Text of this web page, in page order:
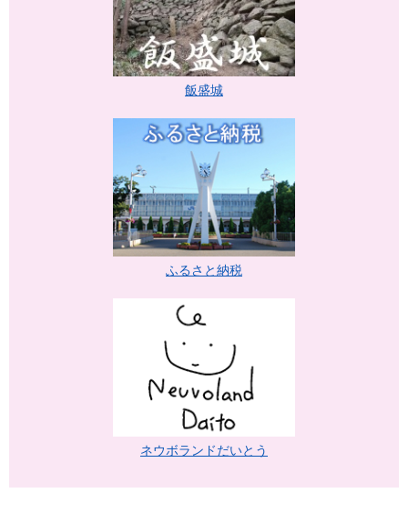
飯盛城
ふるさと納税
ネウボランドだいとう